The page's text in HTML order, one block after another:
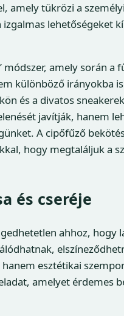
amely tükrözi a
lehetőségeket
amely során a
különböző irányokba
és a divatos
javítják, hanem
A cipőfűző
hogy megtaláljuk a
és cseréje
ahhoz, hogy
esztétikai
amelyet érdemes